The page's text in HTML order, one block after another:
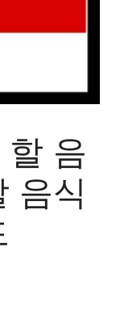
음
음식